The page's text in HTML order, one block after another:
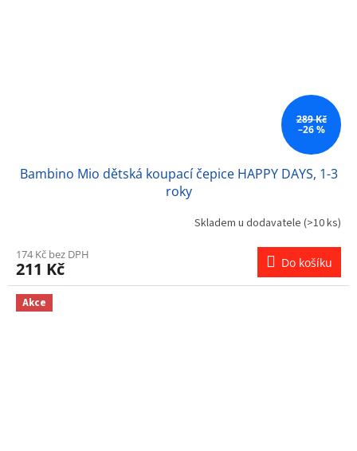
289 Kč
–26 %
Bambino Mio dětská koupací čepice HAPPY DAYS, 1-3
roky
Skladem u dodavatele (>10 ks)
174 Kč bez DPH
211 Kč Do košíku
Akce